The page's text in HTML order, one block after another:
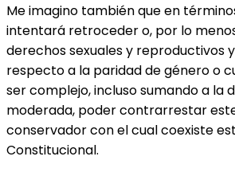
Me imagino también que en
intentará retroceder o, por lo
derechos sexuales y reproductivos
respecto a la paridad de género o
ser complejo, incluso sumando a la
moderada, poder contrarrestar
conservador con el cual coexiste
Constitucional.